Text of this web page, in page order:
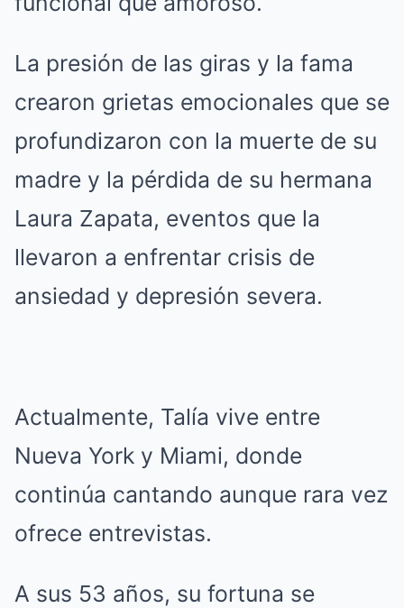
La presión de las giras y la fama
crearon grietas emocionales que se
profundizaron con la muerte de su
madre y la pérdida de su hermana
Laura Zapata, eventos que la
llevaron a enfrentar crisis de
ansiedad y depresión severa.
Actualmente, Talía vive entre
Nueva York y Miami, donde
continúa cantando aunque rara vez
ofrece entrevistas.
A sus 53 años, su fortuna se